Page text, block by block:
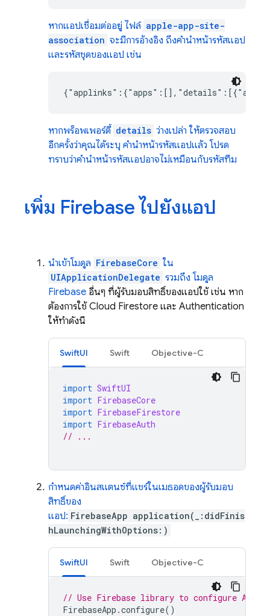
หากแอปเชื่อมต่ออยู่ ไฟล์ apple-app-site-
association จะมีการอ้างอิง ถึงคำนำหน้ารหัสแอป
และรหัสชุดของแอป เช่น
หากพร็อพเพอร์ตี้ details ว่างเปล่า ให้ตรวจสอบ
อีกครั้งว่าคุณได้ระบุ คำนำหน้ารหัสแอปแล้ว โปรด
ทราบว่าคำนำหน้ารหัสแอปอาจไม่เหมือนกับรหัสทีม
เพิ่ม Firebase ไปยังแอป
นำเข้าโมดูล FirebaseCore ใน
UIApplicationDelegate รวมถึง โมดูล
Firebase อื่นๆ ที่ผู้รับมอบสิทธิ์ของแอปใช้ เช่น หาก
ต้องการใช้ Cloud Firestore และ Authentication
ให้ทำดังนี้
SwiftUI Swift Objective-C
import SwiftUI
import FirebaseCore
import FirebaseFirestore
import FirebaseAuth
// ...
กำหนดค่าอินสแตนซ์ที่แชร์ในเมธอดของผู้รับมอบ
สิทธิ์ของ
แอป: FirebaseApp application(_:didFinis
hLaunchingWithOptions:)
SwiftUI Swift Objective-C
// Use Firebase library to configure APIs
FirebaseApp .configure()